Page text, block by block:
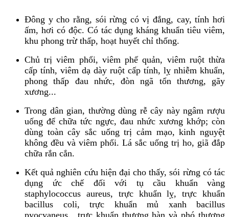
Đông y cho rằng, sói rừng có vị đắng, cay, tính hơi
ấm, hơi có độc. Có tác dụng kháng khuẩn tiêu viêm,
khu phong trừ thấp, hoạt huyết chỉ thống.
Chủ trị viêm phổi, viêm phế quản, viêm ruột thừa
cấp tính, viêm dạ dày ruột cấp tính, lỵ nhiễm khuẩn,
phong thấp đau nhức, đòn ngã tổn thương, gãy
xương...
Trong dân gian, thường dùng rễ cây này ngâm rượu
uống để chữa tức ngực, đau nhức xương khớp; còn
dùng toàn cây sắc uống trị cảm mạo, kinh nguyệt
không đều và viêm phổi. Lá sắc uống trị ho, giã đắp
chữa rắn cắn.
Kết quả nghiên cứu hiện đại cho thấy, sói rừng có tác
dụng ức chế đối với tụ cầu khuẩn vàng
staphylococcus aureus, trực khuẩn lỵ, trực khuẩn
bacillus coli, trực khuẩn mủ xanh bacillus